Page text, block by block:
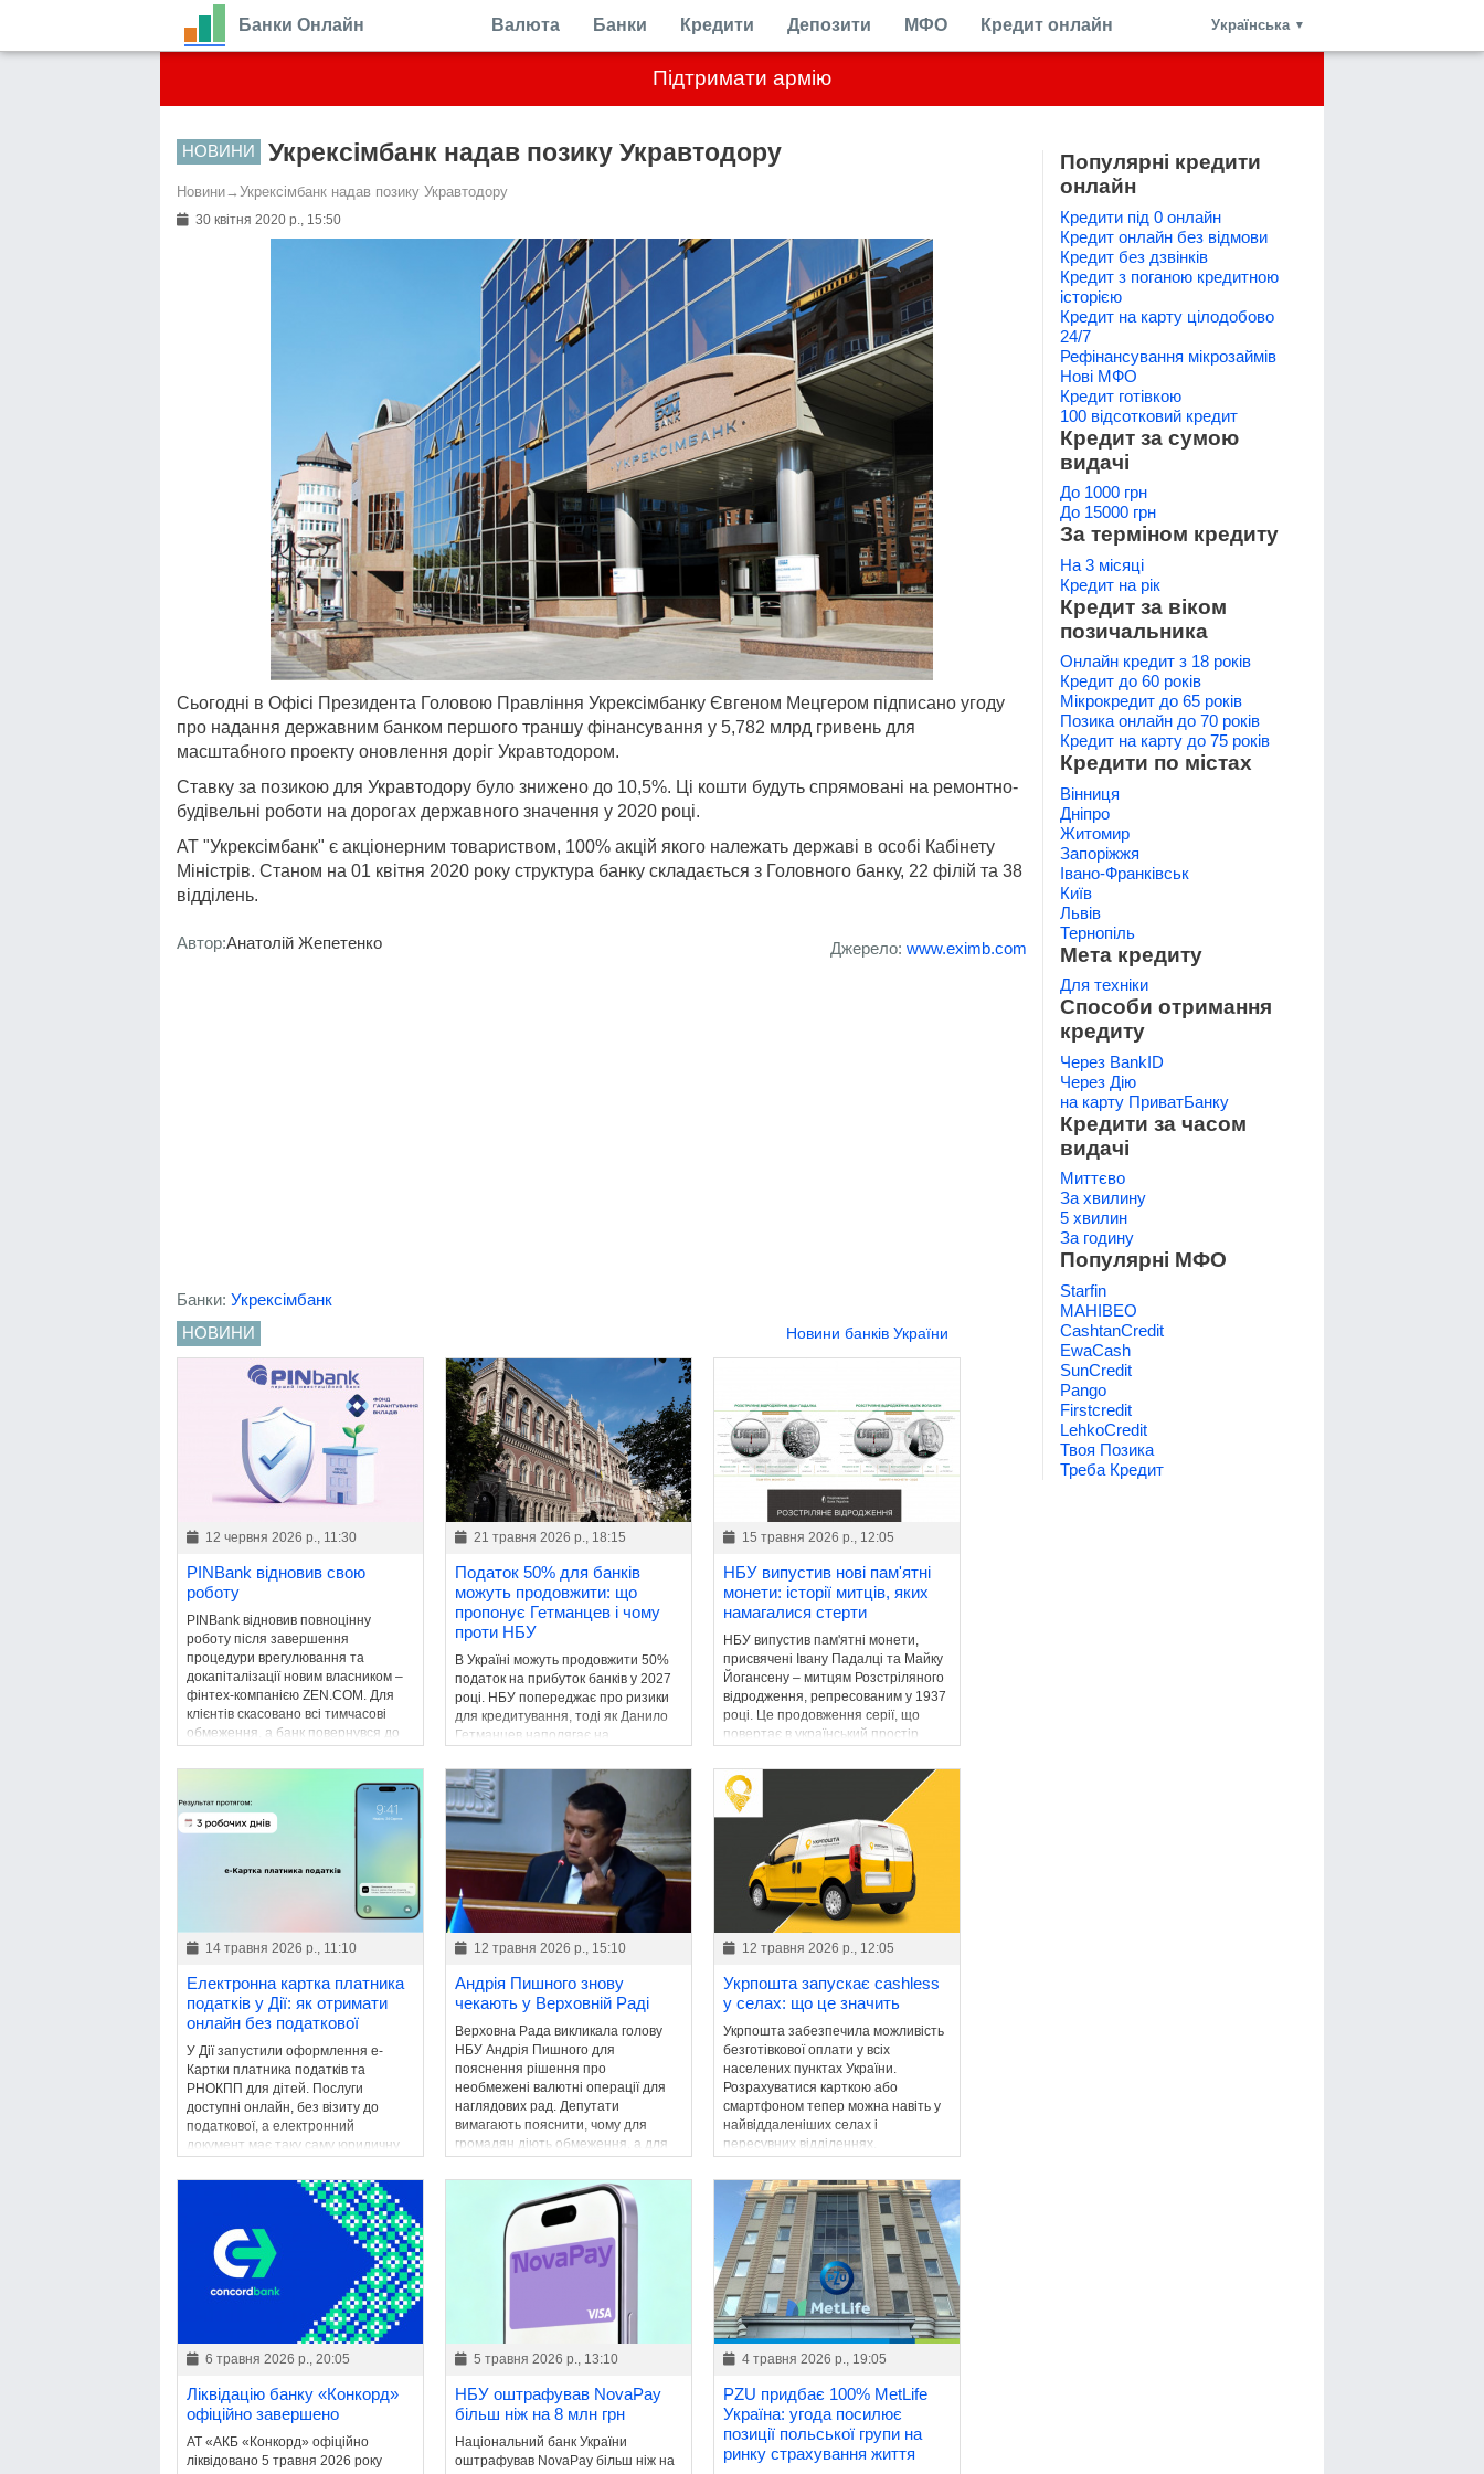
Підтримати армію
Банки Онлайн Валюта Банки Кредити Депозити МФО Кредит онлайн Українська ▼
НОВИНИ Укрексімбанк надав позику Укравтодору
Новини→ Укрексімбанк надав позику Укравтодору
30 квітня 2020 р., 15:50
Сьогодні в Офісі Президента Головою Правління Укрексімбанку Євгеном Мецгером підписано угоду
про надання державним банком першого траншу фінансування у 5,782 млрд гривень для
масштабного проекту оновлення доріг Укравтодором.
Ставку за позикою для Укравтодору було знижено до 10,5%. Ці кошти будуть спрямовані на ремонтно-
будівельні роботи на дорогах державного значення у 2020 році.
АТ "Укрексімбанк" є акціонерним товариством, 100% акцій якого належать державі в особі Кабінету
Міністрів. Станом на 01 квітня 2020 року структура банку складається з Головного банку, 22 філій та 38
відділень.
Автор:Анатолій Жепетенко Джерело: www.eximb.com
Банки: Укрексімбанк
НОВИНИ
Новини банків України
12 червня 2026 р., 11:30
PINBank відновив свою
роботу
PINBank відновив повноцінну
роботу після завершення
процедури врегулювання та
докапіталізації новим власником –
фінтех-компанією ZEN.COM. Для
клієнтів скасовано всі тимчасові
обмеження, а банк повернувся до
звичайної діяльності.
21 травня 2026 р., 18:15
Податок 50% для банків
можуть продовжити: що
пропонує Гетманцев і чому
проти НБУ
В Україні можуть продовжити 50%
податок на прибуток банків у 2027
році. НБУ попереджає про ризики
для кредитування, тоді як Данило
Гетманцев наполягає на
бюджету.
15 травня 2026 р., 12:05
НБУ випустив нові пам'ятні
монети: історії митців, яких
намагалися стерти
НБУ випустив пам'ятні монети,
присвячені Івану Падалці та Майку
Йогансену – митцям Розстріляного
відродження, репресованим у 1937
році. Це продовження серії, що
повертає в український простір
14 травня 2026 р., 11:10
Електронна картка платника
податків у Дії: як отримати
онлайн без податкової
У Дії запустили оформлення е-
Картки платника податків та
РНОКПП для дітей. Послуги
доступні онлайн, без візиту до
податкової, а електронний
документ має таку саму юридичну
12 травня 2026 р., 15:10
Андрія Пишного знову
чекають у Верховній Раді
Верховна Рада викликала голову
НБУ Андрія Пишного для
пояснення рішення про
необмежені валютні операції для
наглядових рад. Депутати
вимагають пояснити, чому для
громадян діють обмеження, а для
окремих категорій – ні.
12 травня 2026 р., 12:05
Укрпошта запускає cashless
у селах: що це значить
Укрпошта забезпечила можливість
безготівкової оплати у всіх
населених пунктах України.
Розрахуватися карткою або
смартфоном тепер можна навіть у
найвіддаленіших селах і
пересувних відділеннях.
6 травня 2026 р., 20:05
Ліквідацію банку «Конкорд»
офіційно завершено
АТ «АКБ «Конкорд» офіційно
ліквідовано 5 травня 2026 року
5 травня 2026 р., 13:10
НБУ оштрафував NovaPay
більш ніж на 8 млн грн
Національний банк України
оштрафував NovaPay більш ніж на
4 травня 2026 р., 19:05
PZU придбає 100% MetLife
Україна: угода посилює
позиції польської групи на
ринку страхування життя
Популярні кредити
онлайн
Кредити під 0 онлайн
Кредит онлайн без відмови
Кредит без дзвінків
Кредит з поганою кредитною
історією
Кредит на карту цілодобово
24/7
Рефінансування мікрозаймів
Нові МФО
Кредит готівкою
100 відсотковий кредит
Кредит за сумою
видачі
До 1000 грн
До 15000 грн
За терміном кредиту
На 3 місяці
Кредит на рік
Кредит за віком
позичальника
Онлайн кредит з 18 років
Кредит до 60 років
Мікрокредит до 65 років
Позика онлайн до 70 років
Кредит на карту до 75 років
Кредити по містах
Вінниця
Дніпро
Житомир
Запоріжжя
Івано-Франківськ
Київ
Львів
Тернопіль
Мета кредиту
Для техніки
Способи отримання
кредиту
Через BankID
Через Дію
на карту ПриватБанку
Кредити за часом
видачі
Миттєво
За хвилину
5 хвилин
За годину
Популярні МФО
Starfin
МАНІВЕО
CashtanCredit
EwaCash
SunCredit
Pango
Firstcredit
LehkoCredit
Твоя Позика
Треба Кредит